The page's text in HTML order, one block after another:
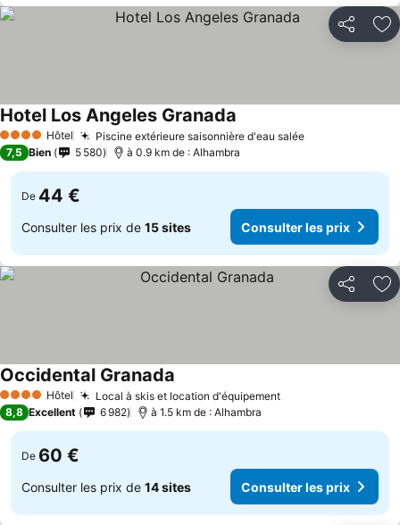
Partager
4 Étoiles Hôtel Piscine extérieure saisonnière d'eau salée
Hotel Los Angeles Granada
7,5 Bien 5 580 à 0.9 km de : Alhambra
De 44 €
Consulter les prix de 15 sites Consulter les prix
Partager
4 Étoiles Hôtel Local à skis et location d'équipement
Occidental Granada
8,8 Excellent 6 982 à 1.5 km de : Alhambra
De 60 €
Consulter les prix de 14 sites Consulter les prix